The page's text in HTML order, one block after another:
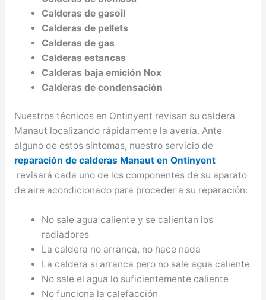
Calderas de gasoil
Calderas de pellets
Calderas de gas
Calderas estancas
Calderas baja emición Nox
Calderas de condensación
Nuestros técnicos en Ontinyent revisan su caldera
Manaut localizando rápidamente la avería. Ante
alguno de estos síntomas, nuestro servicio de
reparación de calderas Manaut en Ontinyent
revisará cada uno de los componentes de su aparato
de aire acondicionado para proceder a su reparación:
No sale agua caliente y se calientan los
radiadores
La caldera no arranca, no hace nada
La caldera si arranca pero no sale agua caliente
No sale el agua lo suficientemente caliente
No funciona la calefacción